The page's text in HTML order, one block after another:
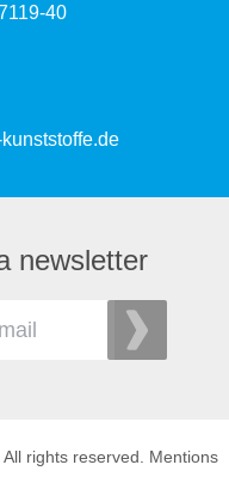
40
newsletter
rights reserved. Mentions